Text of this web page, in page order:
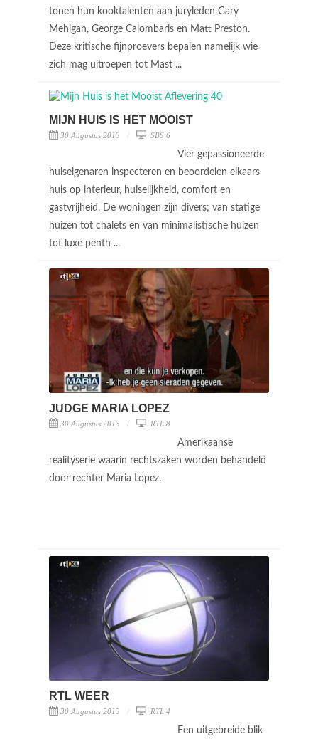
tonen hun kooktalenten aan juryleden Gary
Mehigan, George Calombaris en Matt Preston.
Deze kritische fijnproevers bepalen namelijk wie
zich mag uitroepen tot Mast ...
MIJN HUIS IS HET MOOIST
30 Augustus 2013 SBS 6
Vier gepassioneerde
huiseigenaren inspecteren en beoordelen elkaars
huis op interieur, huiselijkheid, comfort en
gastvrijheid. De woningen zijn divers; van statige
huizen tot chalets en van minimalistische huizen
tot luxe penth ...
JUDGE MARIA LOPEZ
30 Augustus 2013 RTL 8
Amerikaanse
realityserie waarin rechtszaken worden behandeld
door rechter Maria Lopez.
RTL WEER
30 Augustus 2013 RTL 4
Een uitgebreide blik